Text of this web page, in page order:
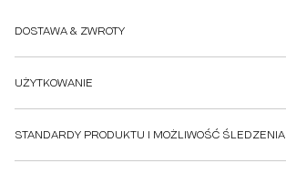
DOSTAWA & ZWROTY
UŻYTKOWANIE
STANDARDY PRODUKTU I MOŻLIWOŚĆ ŚLEDZENIA